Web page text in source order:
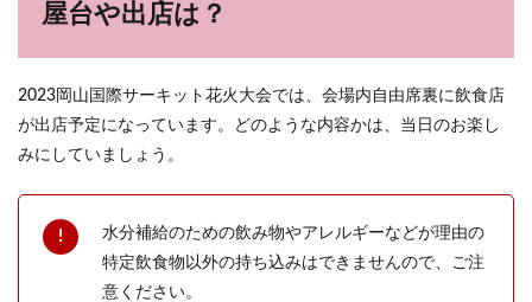
屋台や出店は？
2023岡山国際サーキット花火大会では、会場内自由席裏に飲食店
が出店予定になっています。どのような内容かは、当日のお楽し
みにしていましょう。
水分補給のための飲み物やアレルギーなどが理由の
特定飲食物以外の持ち込みはできませんので、ご注
意ください。